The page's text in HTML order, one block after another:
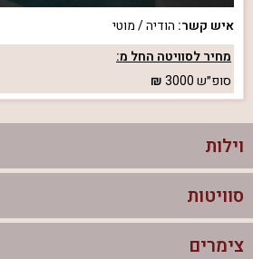
איש קשר: הודיה / מוטי
מחיר לסוויטה החל מ:
סופ״ש3000
וילות
וילות בצפון
וילות להשכרה
סוויטות
סוויטות בצפון
צימרים